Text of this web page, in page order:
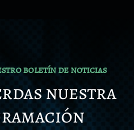
boletín de noticias
nuestra